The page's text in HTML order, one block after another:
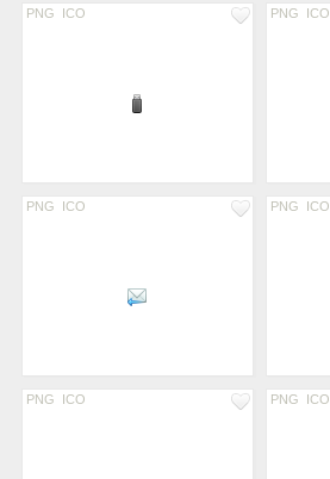
PNG ICO PNG ICO
PNG ICO PNG ICO
PNG ICO PNG ICO